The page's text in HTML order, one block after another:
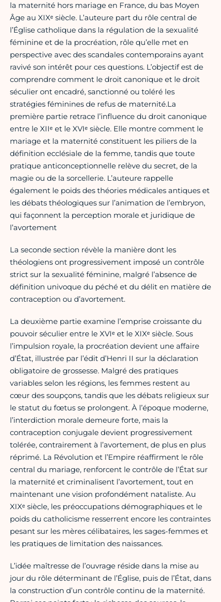
la maternité hors mariage en France, du bas Moyen
Âge au XIXᵉ siècle. L’auteure part du rôle central de
l’Église catholique dans la régulation de la sexualité
féminine et de la procréation, rôle qu’elle met en
perspective avec des scandales contemporains ayant
ravivé son intérêt pour ces questions. L’objectif est de
comprendre comment le droit canonique et le droit
séculier ont encadré, sanctionné ou toléré les
stratégies féminines de refus de maternité.La
première partie retrace l’influence du droit canonique
entre le XIIᵉ et le XVIᵉ siècle. Elle montre comment le
mariage et la maternité constituent les piliers de la
définition ecclésiale de la femme, tandis que toute
pratique anticonceptionnelle relève du secret, de la
magie ou de la sorcellerie. L’auteure rappelle
également le poids des théories médicales antiques et
les débats théologiques sur l’animation de l’embryon,
qui façonnent la perception morale et juridique de
l’avortement
La seconde section révèle la manière dont les
théologiens ont progressivement imposé un contrôle
strict sur la sexualité féminine, malgré l’absence de
définition univoque du péché et du délit en matière de
contraception ou d’avortement.
La deuxième partie examine l’emprise croissante du
pouvoir séculier entre le XVIᵉ et le XIXᵉ siècle. Sous
l’impulsion royale, la procréation devient une affaire
d’État, illustrée par l’édit d’Henri II sur la déclaration
obligatoire de grossesse. Malgré des pratiques
variables selon les régions, les femmes restent au
cœur des soupçons, tandis que les débats religieux sur
le statut du fœtus se prolongent. À l’époque moderne,
l’interdiction morale demeure forte, mais la
contraception conjugale devient progressivement
tolérée, contrairement à l’avortement, de plus en plus
réprimé. La Révolution et l’Empire réaffirment le rôle
central du mariage, renforcent le contrôle de l’État sur
la maternité et criminalisent l’avortement, tout en
maintenant une vision profondément nataliste. Au
XIXᵉ siècle, les préoccupations démographiques et le
poids du catholicisme resserrent encore les contraintes
pesant sur les mères célibataires, les sages-femmes et
les pratiques de limitation des naissances.
L’idée maîtresse de l’ouvrage réside dans la mise au
jour du rôle déterminant de l’Église, puis de l’État, dans
la construction d’un contrôle continu de la maternité.